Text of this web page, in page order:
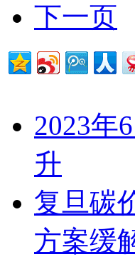
下一页
2023年
升
复旦碳
方案缓